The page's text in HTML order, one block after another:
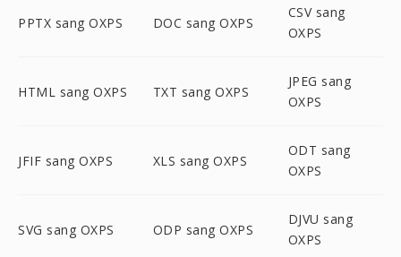
PPTX sang OXPS DOC sang OXPS
CSV sang
OXPS
HTML sang OXPS TXT sang OXPS
JPEG sang
OXPS
JFIF sang OXPS XLS sang OXPS
ODT sang
OXPS
SVG sang OXPS ODP sang OXPS
DJVU sang
OXPS